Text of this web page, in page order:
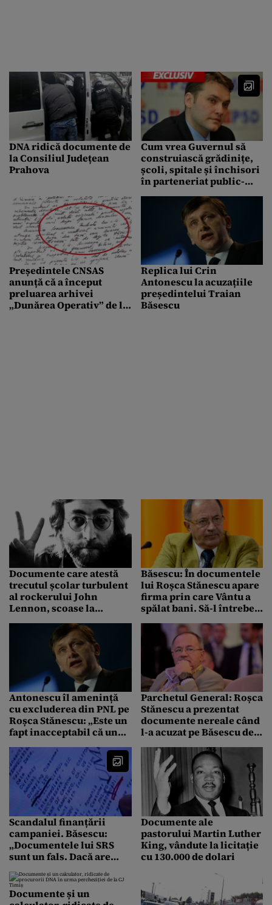
DNA ridică documente de
la Consiliul Județean
Prahova
Cum vrea Guvernul să
construiască grădinițe,
școli, spitale și închisori
în parteneriat public-
cazurile, un operator mai
Președintele CNSAS
anunță că a început
preluarea arhivei
„Dunărea Operativ” de la
Replica lui Crin
Antonescu la acuzațiile
președintelui Traian
Băsescu
Documente care atestă
trecutul școlar turbulent
al rockerului John
Lennon, scoase la
Băsescu: În documentele
lui Roșca Stănescu apare
firma prin care Vântu a
spălat bani. Să-l întrebe
primit de la SOV
Antonescu îl amenință
cu excluderea din PNL pe
Roșca Stănescu: „Este un
fapt inacceptabil că un
documente false”
Parchetul General: Roșca
Stănescu a prezentat
documente nereale când
l-a acuzat pe Băsescu de
Scandalul finanțării
campaniei. Băsescu:
„Documentele lui SRS
sunt un fals. Dacă are
plăcere alături de
înaltpreasinucisul
Năstase”
Documente ale
pastorului Martin Luther
King, vândute la licitație
cu 130.000 de dolari
Documente și un